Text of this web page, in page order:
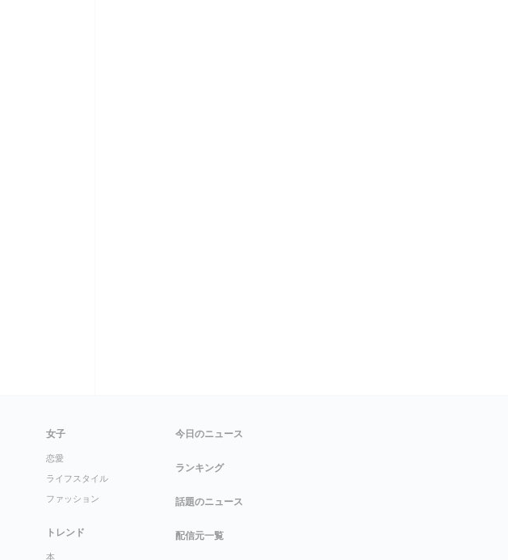
女子
恋愛
ライフスタイル
ファッション
トレンド
本
今日のニュース
ランキング
話題のニュース
配信元一覧